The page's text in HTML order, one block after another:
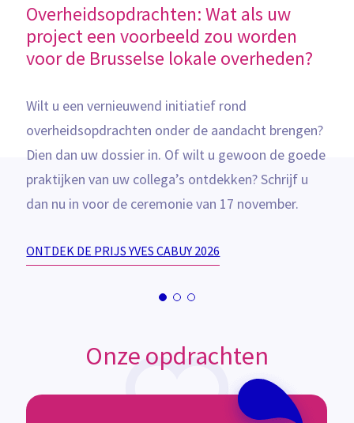
Overheidsopdrachten: Wat als uw
project een voorbeeld zou worden
voor de Brusselse lokale overheden?
Wilt u een vernieuwend initiatief rond
overheidsopdrachten onder de aandacht brengen?
Dien dan uw dossier in. Of wilt u gewoon de goede
praktijken van uw collega’s ontdekken? Schrijf u
dan nu in voor de ceremonie van 17 november.
ONTDEK DE PRIJS YVES CABUY 2026
Onze opdrachten